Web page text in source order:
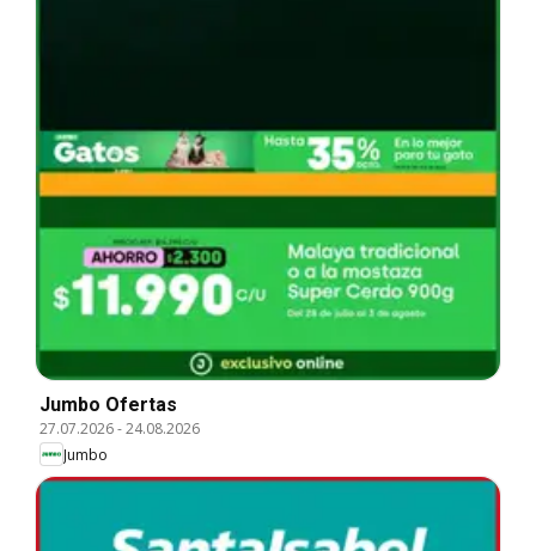
Jumbo Ofertas
27.07.2026-24.08.2026
Jumbo